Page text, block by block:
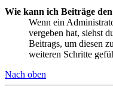
Wie kann ich Beiträge
Wenn ein
vergeben hat, siehst
Beitrags, um diesen
weiteren Schritte
Nach oben